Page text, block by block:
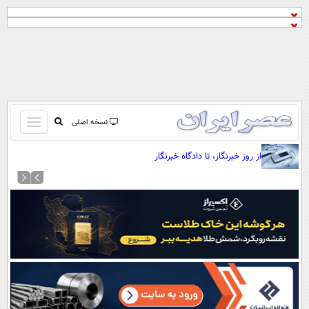
نسخه اصلی
باز
و
کردن
صفحه اول
آرشیو
نظرسنجی
آب و هوا
اوقات شرعی
سواد زندگی
از روز خبرنگار، تا دادگاه خبرنگار